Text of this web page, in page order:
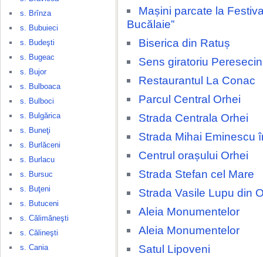
s. Brînza
s. Bubuieci
s. Budeşti
s. Bugeac
s. Bujor
s. Bulboaca
s. Bulboci
s. Bulgărica
s. Buneţi
s. Burlăceni
s. Burlacu
s. Bursuc
s. Buţeni
s. Butuceni
s. Călimăneşti
s. Călineşti
s. Cania
Mașini parcate la
Bucălaie”
Biserica din Ratuș
Sens giratoriu
Restaurantul La Conac
Parcul Central Orhei
Strada Centrala Orhei
Strada Mihai Eminescu
Centrul orașului Orhei
Strada Stefan cel Mare
Strada Vasile Lupu din
Aleia Monumentelor
Aleia Monumentelor
Satul Lipoveni